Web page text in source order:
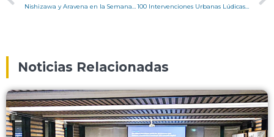
100 Intervenciones Urbanas Lúdicas en Valparaíso, en un Día
Noticias Relacionadas